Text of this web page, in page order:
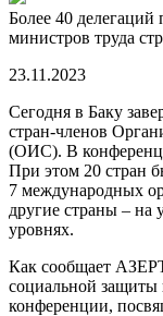
Более 40
министров труда
23.11.2023
Сегодня в Баку
стран-членов
(ОИC). В
При этом 20 стран
7 международных
другие страны – на
уровнях.
Как сообщает
социальной защиты
конференции,